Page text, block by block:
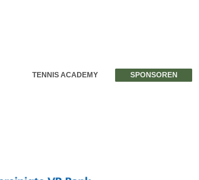
TENNIS ACADEMY SPONSOREN